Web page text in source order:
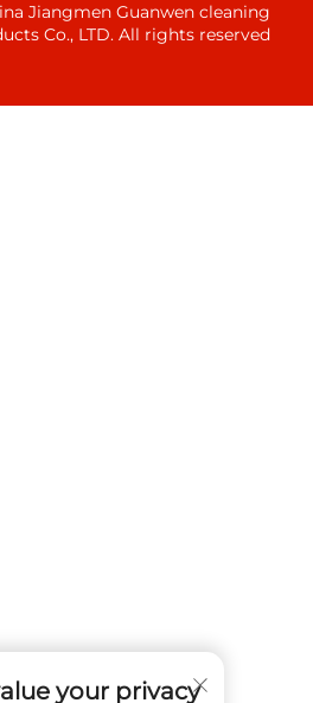
2026 China Jiangmen Guanwen
products Co., LTD. All rights
We value your privacy